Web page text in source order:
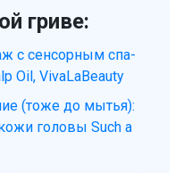
гриве:
с сенсорным спа-
Oil, VivaLaBeauty
(тоже до мытья):
головы Such a